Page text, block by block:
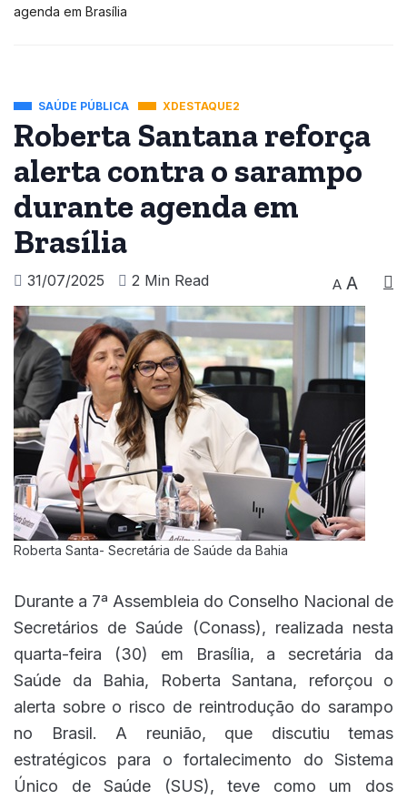
agenda em Brasília
SAÚDE PÚBLICA XDESTAQUE2
Roberta Santana reforça
alerta contra o sarampo
durante agenda em
Brasília
31/07/2025 2 Min Read A A
Roberta Santa- Secretária de Saúde da Bahia
Durante a 7ª Assembleia do Conselho Nacional de
Secretários de Saúde (Conass), realizada nesta
quarta-feira (30) em Brasília, a secretária da
Saúde da Bahia, Roberta Santana, reforçou o
alerta sobre o risco de reintrodução do sarampo
no Brasil. A reunião, que discutiu temas
estratégicos para o fortalecimento do Sistema
Único de Saúde (SUS), teve como um dos